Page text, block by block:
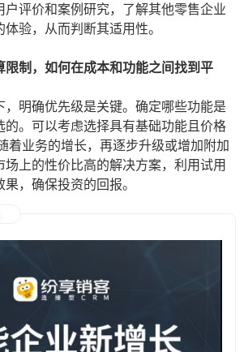
户评价和案例研究，了解其他零售企业
验，从而判断其适用性。
限制，如何在成本和功能之间找到平
，明确优先级是关键。确定哪些功能是
的。可以考虑选择具有基础功能且价格
着业务的增长，再逐步升级或增加附加
上的性价比高的解决方案，利用试用
，确保投资的回报。